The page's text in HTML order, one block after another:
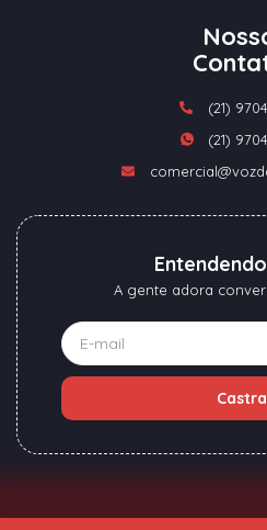
(21)
(21)
A gente adora